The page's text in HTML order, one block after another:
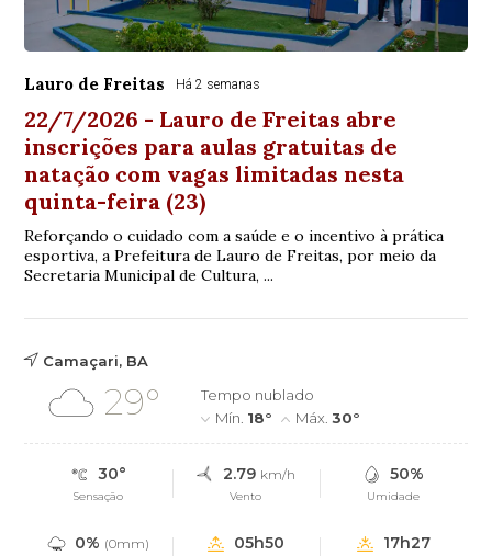
Lauro de Freitas Há 2 semanas
22/7/2026 - Lauro de Freitas abre
inscrições para aulas gratuitas de
natação com vagas limitadas nesta
quinta-feira (23)
Reforçando o cuidado com a saúde e o incentivo à prática
esportiva, a Prefeitura de Lauro de Freitas, por meio da
Secretaria Municipal de Cultura, ...
Camaçari, BA
29°
Tempo nublado
Mín. 18° Máx.30°
30°
Sensação
2.79 km/h
Vento
50%
Umidade
0% (0mm) 05h50 17h27